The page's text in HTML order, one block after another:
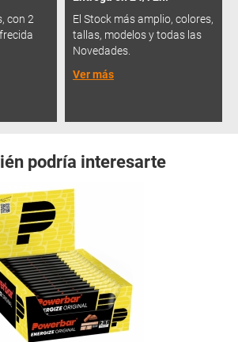
con 2
El Stock más amplio, colores,
tallas, modelos y todas las
Novedades.
Ver más
podría interesarte